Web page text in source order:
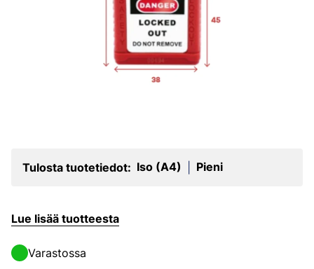
Tulosta tuotetiedot: Iso (A4) Pieni
Lue lisää tuotteesta
Varastossa